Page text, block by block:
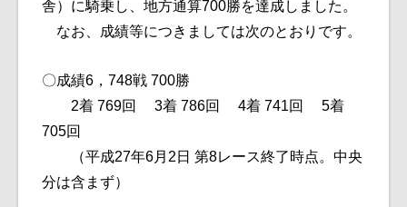
舎）に騎乗し、地方通算700勝を達成しました。
なお、成績等につきましては次のとおりです。
〇成績6，748戦 700勝
2着 769回 3着 786回 4着 741回 5着
705回
（平成27年6月2日 第8レース終了時点。中央
分は含まず）